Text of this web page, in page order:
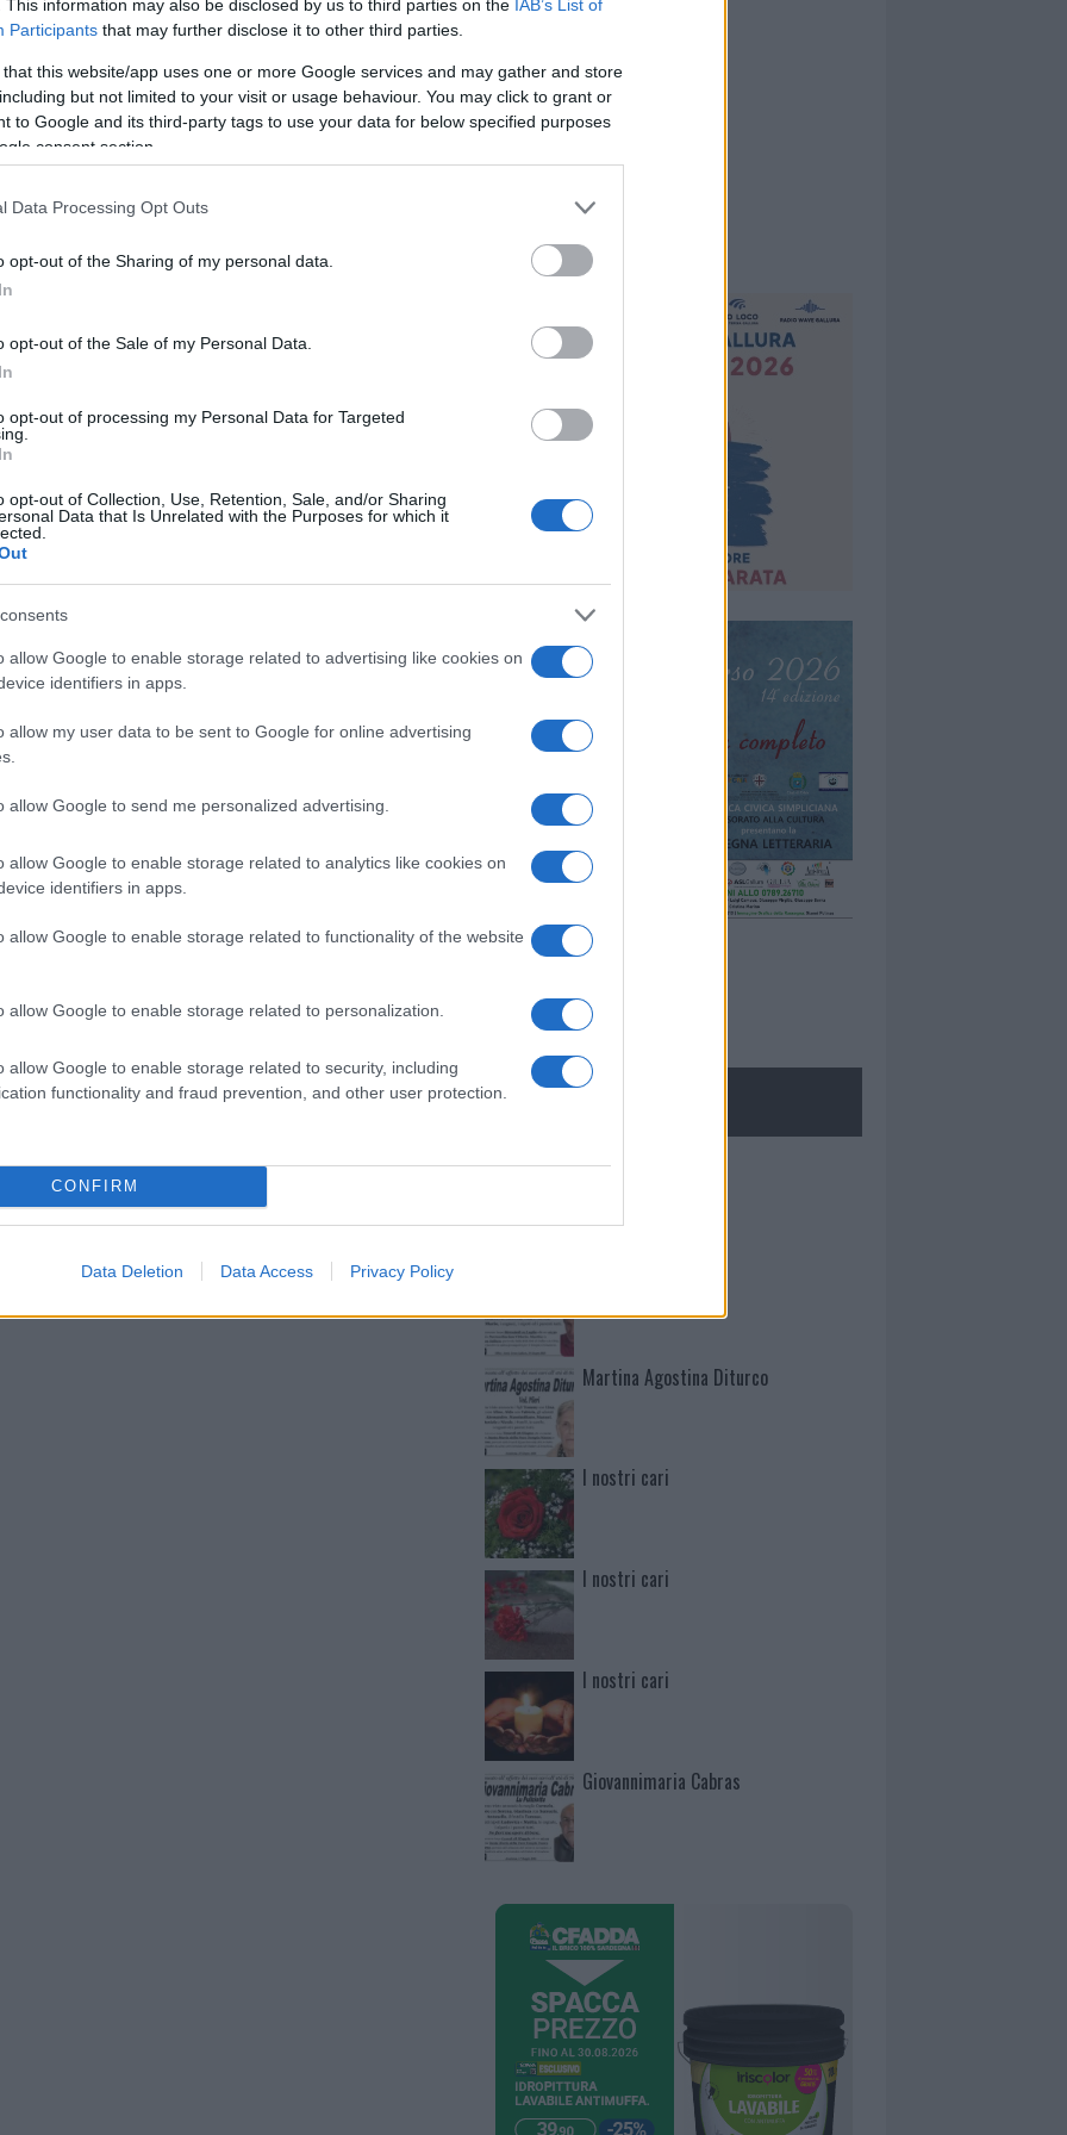
This information may also be disclosed by us to third parties on the IAB’s List of
Participants that may further disclose it to other third parties.
that this website/app uses one or more Google services and may gather and store
but not limited to your visit or usage behaviour. You may click to grant or
to Google and its third-party tags to use your data for below specified purposes
consent section.
Data Processing Opt Outs
opt-out of the Sharing of my personal data.
opt-out of the Sale of my Personal Data.
opt-out of processing my Personal Data for Targeted
opt-out of Collection, Use, Retention, Sale, and/or Sharing
Data that Is Unrelated with the Purposes for which it
allow Google to enable storage related to advertising like cookies on
identifiers in apps.
allow my user data to be sent to Google for online advertising
allow Google to send me personalized advertising.
allow Google to enable storage related to analytics like cookies on
identifiers in apps.
allow Google to enable storage related to functionality of the website
allow Google to enable storage related to personalization.
allow Google to enable storage related to security, including
functionality and fraud prevention, and other user protection.
CONFIRM
Data Deletion Data Access Privacy Policy
nella sezione Logindal menù del sito o
Settimanale Arzachena
i tuoi video e le tue foto
+39 345 356 7512
di GalluraOggi.it
news daGoogle News
Mario Malu
Martina Agostina Diturco
I nostri cari
I nostri cari
I nostri cari
Giovannimaria Cabras